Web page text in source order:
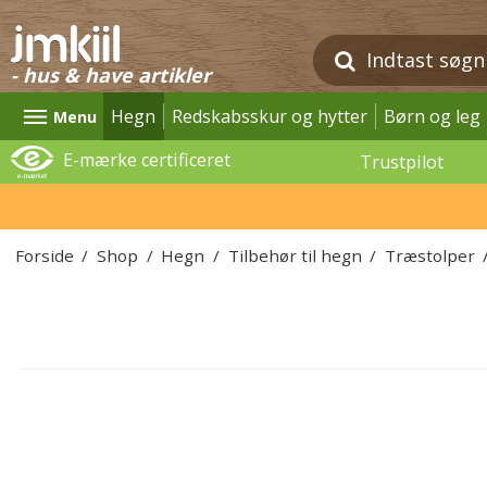
- hus & have artikler
Menu Hegn Redskabsskur og hytter
Børn og leg
E-mærke certificeret
Trustpilot
Forside / Shop / Hegn / Tilbehør til hegn / Træstolper